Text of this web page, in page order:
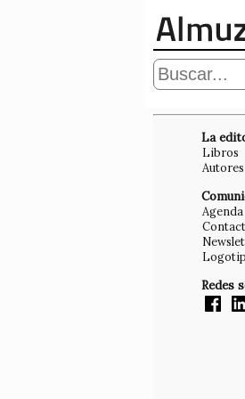
La
Libros
Autores
Agenda
Redes